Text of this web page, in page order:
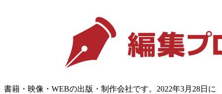
書籍・映像・WEBの出版・制作会社です。2022年3月28日に